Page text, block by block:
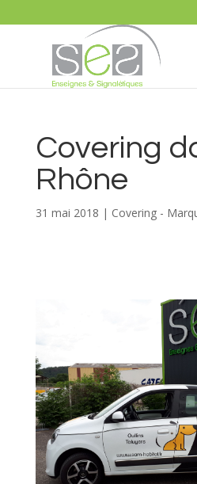
Covering
Rhône
31 mai 2018 | Covering -